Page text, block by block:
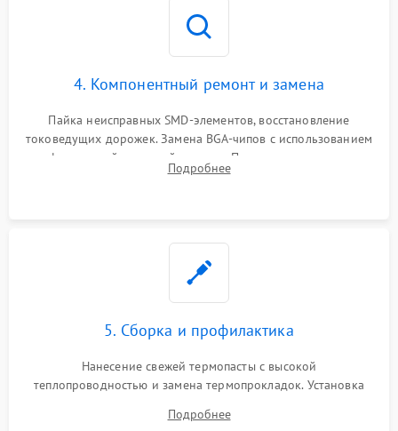
4. Компонентный ремонт и замена
Пайка неисправных SMD-элементов, восстановление
токоведущих дорожек. Замена BGA-чипов с использованием
инфракрасной паяльной станции. Прошивка микросхемы
BIOS или замена поврежденных портов USB
Подробнее
5. Сборка и профилактика
Нанесение свежей термопасты с высокой
теплопроводностью и замена термопрокладок. Установка
шлейфов, модулей памяти и накопителей. Предварительная
Подробнее